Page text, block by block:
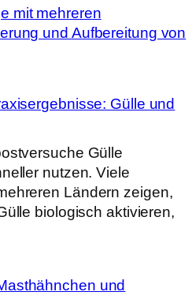
Gülle und
Gülle
nutzen. Viele
Ländern zeigen,
biologisch aktivieren,